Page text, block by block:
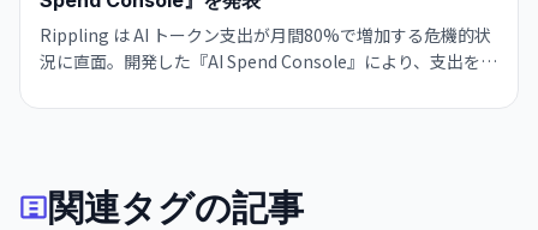
Rippling は AI トークン支出が月間80%で増加する危機的状
況に直面。開発した『AI Spend Console』により、支出を給
クンで維持した。
関連タグの記事